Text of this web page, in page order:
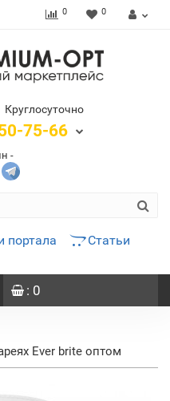
0 0
Круглосуточно
75-66
-
портала
Статьи
: 0
Ever brite оптом